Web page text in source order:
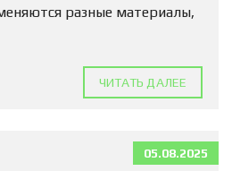
разные материалы,
ЧИТАТЬ ДАЛЕЕ
05.08.2025